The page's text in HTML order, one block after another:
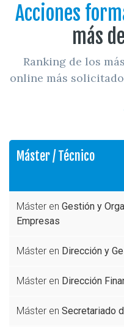
Acciones
más
Ranking de los
online más
Máster / Técnico
Máster en Gestión y
Empresas
Máster en Dirección y
Máster en Dirección
Máster en Secretariado